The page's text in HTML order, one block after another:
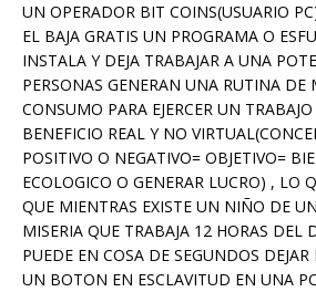
UN OPERADOR BIT COINS(USUARIO
EL BAJA GRATIS UN PROGRAMA O
INSTALA Y DEJA TRABAJAR A UNA
PERSONAS GENERAN UNA RUTINA DE
CONSUMO PARA EJERCER UN
BENEFICIO REAL Y NO
POSITIVO O NEGATIVO= OBJETIVO=
ECOLOGICO O GENERAR LUCRO) , LO
QUE MIENTRAS EXISTE UN NIÑO DE
MISERIA QUE TRABAJA 12 HORAS DEL
PUEDE EN COSA DE SEGUNDOS
UN BOTON EN ESCLAVITUD EN UNA